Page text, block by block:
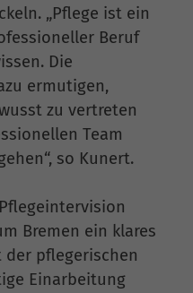
„Pflege ist ein
Beruf
Die
ermutigen,
zu vertreten
Team
so Kunert.
Bremen ein klares
pflegerischen
Einarbeitung